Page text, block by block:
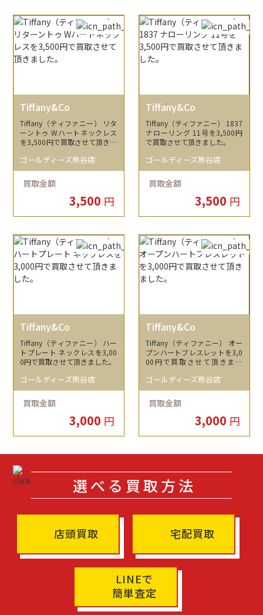
Tiffany&Co
Tiffany（ティファニー） リタ
ーントゥ Wハートネックレス
を3,500円で買取させて頂きま
ゴールディーズ熊谷店
買取金額
3,500 円
Tiffany&Co
Tiffany（ティファニー） 1837
ナローリング 11号を3,500円
で買取させて頂きました。
ゴールディーズ熊谷店
買取金額
3,500 円
Tiffany&Co
Tiffany（ティファニー） ハー
トプレート ネックレスを3,00
0円で買取させて頂きました。
ゴールディーズ熊谷店
買取金額
3,000 円
Tiffany&Co
Tiffany（ティファニー） オー
プンハートブレスレットを3,0
00円で買取させて頂きまし
ゴールディーズ熊谷店
買取金額
3,000 円
選べる買取方法
店頭買取 宅配買取
LINEで
簡単査定